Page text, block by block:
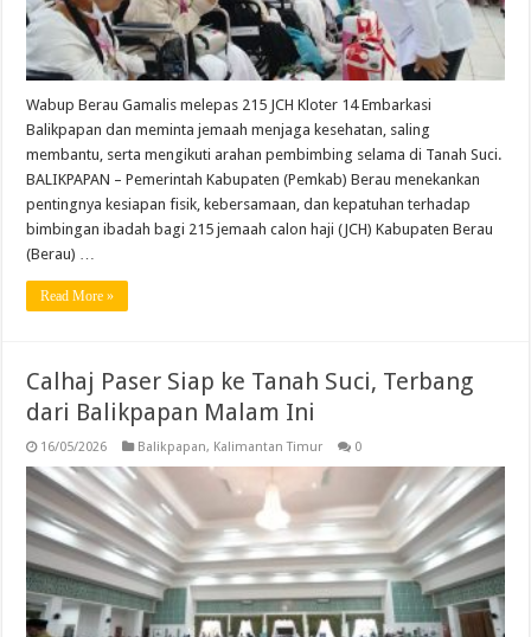
Wabup Berau Gamalis melepas 215 JCH Kloter 14 Embarkasi
Balikpapan dan meminta jemaah menjaga kesehatan, saling
membantu, serta mengikuti arahan pembimbing selama di Tanah Suci.
BALIKPAPAN – Pemerintah Kabupaten (Pemkab) Berau menekankan
pentingnya kesiapan fisik, kebersamaan, dan kepatuhan terhadap
bimbingan ibadah bagi 215 jemaah calon haji (JCH) Kabupaten Berau
(Berau) …
Read More »
Calhaj Paser Siap ke Tanah Suci, Terbang
dari Balikpapan Malam Ini
16/05/2026 Balikpapan, Kalimantan Timur 0